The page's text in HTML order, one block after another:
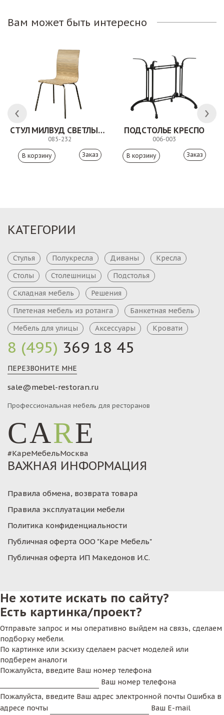
Вам может быть интересно
СТУЛ МИЛВУД СВЕТЛЫЙ ШЕЛК
085-232
Заказ
ПОДСТОЛЬЕ КРЕСПО
006-003
Заказ
8 (495) 369 18 45
ПЕРЕЗВОНИТЕ МНЕ
sale@mebel-restoran.ru
Профессиональная мебель для ресторанов
CARE
#КареМебельМосква
КАТЕГОРИИ
Стулья Полукресла Диваны
Кресла
Столы
Столешницы
Подстолья
Складная мебель
Решения
Плетеная мебель из ротанга
Банкетная мебель
Мебель для улицы
Аксессуары Кровати
ВАЖНАЯ ИНФОРМАЦИЯ
Правила обмена, возврата товара
Правила эксплуатации мебели
Политика конфиденциальности
Публичная оферта ООО "Каре Мебель"
Публичная оферта ИП Македонов И.С.
Не хотите искать по сайту?
Есть картинка/проект?
Отправьте запрос и мы оперативно выйдем на связь, сделаем
подборку мебели.
По картинке или эскизу сделаем расчет моделей или
подберем аналоги
Пожалуйста, введите Ваш номер телефона
Ваш номер телефона
Пожалуйста, введите Ваш адрес электронной почты Ошибка в
адресе почты
Ваш E-mail